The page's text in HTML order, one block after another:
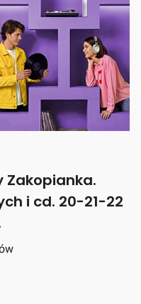
Zakopianka.
i cd. 20-21-22